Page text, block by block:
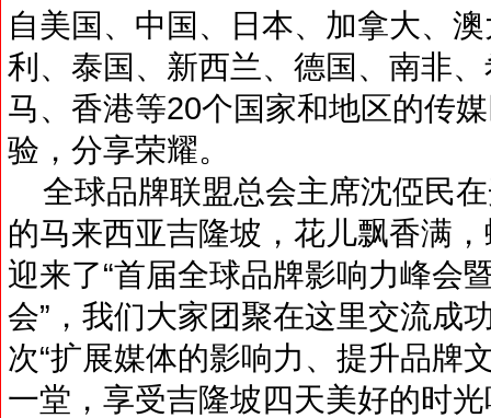
自美国、中国、日本、加拿大、
利、泰国、新西兰、德国、南非
马、香港等20个国家和地区的传
验，分享荣耀。
全球品牌联盟总会主席沈俹民
的马来西亚吉隆坡，花儿飘香满
迎来了“首届全球品牌影响力峰会
会”，我们大家团聚在这里交流成
次“扩展媒体的影响力、提升品牌
一堂，享受吉隆坡四天美好的时